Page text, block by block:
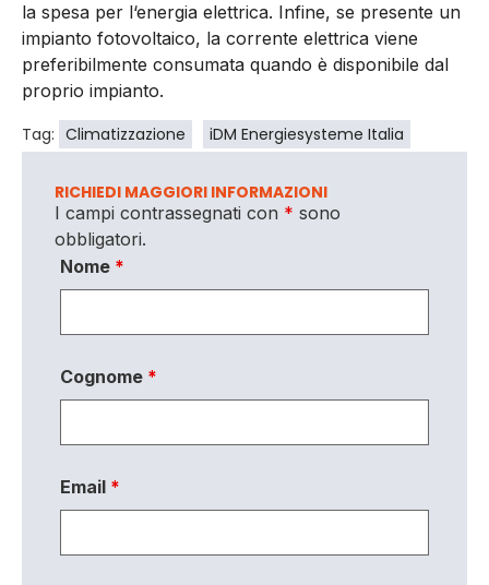
la spesa per l‘energia elettrica. Infine, se presente un
impianto fotovoltaico, la corrente elettrica viene
preferibilmente consumata quando è disponibile dal
proprio impianto.
Tag: Climatizzazione iDM Energiesysteme Italia
RICHIEDI MAGGIORI INFORMAZIONI
I campi contrassegnati con * sono
obbligatori.
Nome *
Cognome *
Email *